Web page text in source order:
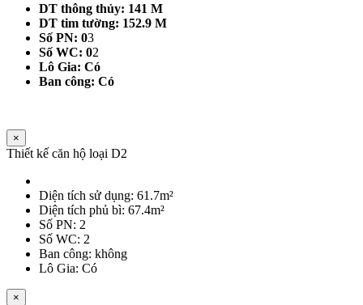
DT thông thủy: 141 M
DT tim tường: 152.9 M
Số PN: 03
Số WC: 02
Lô Gia: Có
Ban công: Có
×
Thiết kế căn hộ loại D2
Diện tích sử dụng: 61.7m²
Diện tích phủ bì: 67.4m²
Số PN: 2
Số WC: 2
Ban công: không
Lô Gia: Có
×